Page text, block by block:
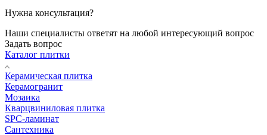
Нужна консультация?
Наши специалисты ответят на любой интересующий вопрос
Задать вопрос
Каталог плитки
Керамическая плитка
Керамогранит
Мозаика
Кварцвиниловая плитка
SPC-ламинат
Сантехника